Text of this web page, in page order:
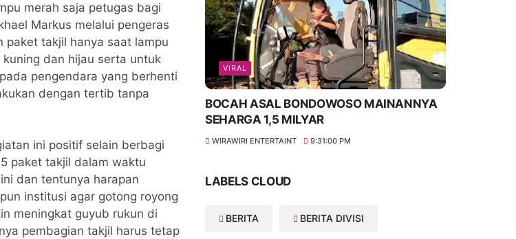
merah saja petugas bagi
Markus melalui pengeras
paket takjil hanya saat lampu
dan hijau serta untuk
pengendara yang berhenti
dengan tertib tanpa
ini positif selain berbagi
paket takjil dalam waktu
dan tentunya harapan
institusi agar gotong royong
meningkat guyub rukun di
pembagian takjil harus tetap
VIRAL
BOCAH ASAL BONDOWOSO MAINANNYA
SEHARGA 1,5 MILYAR
WIRAWIRI ENTERTAINT 9:31:00 PM
LABELS CLOUD
BERITA BERITA DIVISI